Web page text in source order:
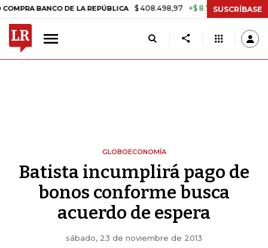
BANCO DE LA REPÚBLICA $ 408.498,97 +$ 8.753,81 +2,19%
SUSCRÍBASE
GLOBOECONOMÍA
Batista incumplirá pago de
bonos conforme busca
acuerdo de espera
sábado, 23 de noviembre de 2013